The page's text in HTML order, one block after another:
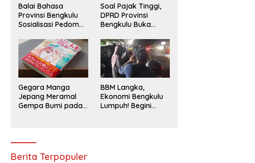
Balai Bahasa
Provinsi Bengkulu
Sosialisasi Pedoman
Penggunaan
Bahasa Indonesia
Soal Pajak Tinggi,
DPRD Provinsi
Bengkulu Buka
Pengaduan
Masyarakat
Gegara Manga
Jepang Meramal
Gempa Bumi pada
BBM Langka,
Ekonomi Bengkulu
Lumpuh! Begini
Berita Terpopuler